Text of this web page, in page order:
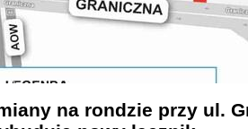
na rondzie przy ul.